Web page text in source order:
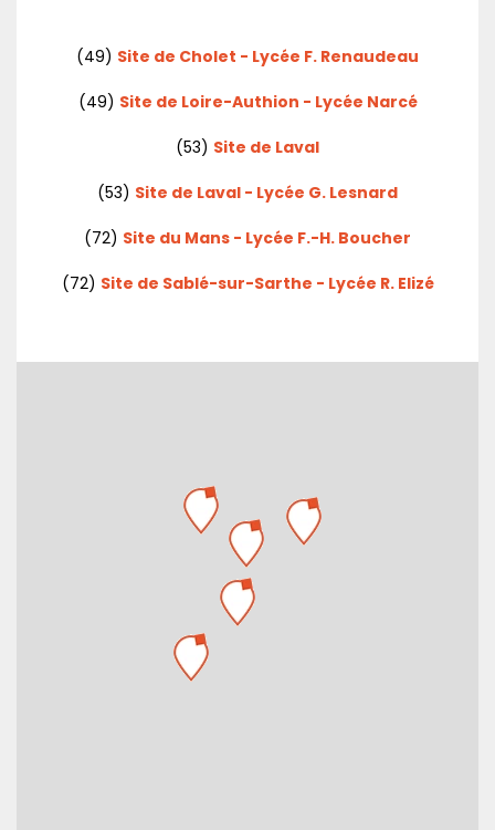
(49) Site de Cholet - Lycée F. Renaudeau
(49) Site de Loire-Authion - Lycée Narcé
(53) Site de Laval
(53) Site de Laval - Lycée G. Lesnard
(72) Site du Mans - Lycée F.-H. Boucher
(72) Site de Sablé-sur-Sarthe - Lycée R. Elizé